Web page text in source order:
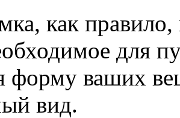
как
для
форму ваших
вид.